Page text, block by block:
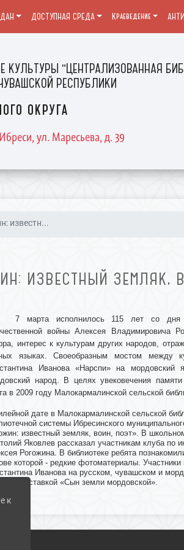
"ЦЕНТРАЛИЗОВАННАЯ
РЕСПУБЛИКИ
округа
ул. Маресьева, д. 39
ДОСТУПНАЯ СРЕДА Краеведение
известн...
ИЗВЕСТНЫЙ ЗЕМЛЯК,
7 марта исполнилось 115 лет со дня
войны Алексея Владимировича
интерес к культурам других народов,
языках. Своеобразным мостом между
Иванова «Нарспи» на
народ. В целях увековечения
в 2009 году Малокармалинской сельской
дате в Малокармалинской сельской
системы Ибресинского
известный земляк, воин, поэт». В
Яковлев рассказал участникам клуба по
Рогожина. В библиотеке ребята
которой - редкие фотоматериалы.
Иванова на русском, чувашском и
выставкой «Сын земли мордовской».
к